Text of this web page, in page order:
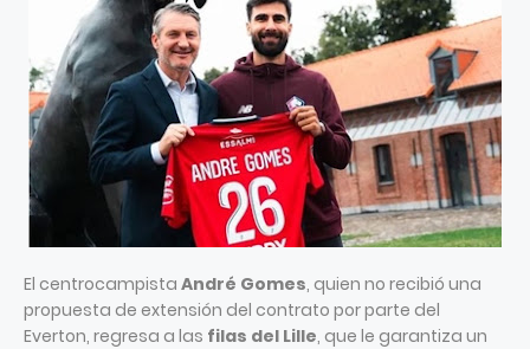
El centrocampista André Gomes, quien no recibió una
propuesta de extensión del contrato por parte del
Everton, regresa a las filas del Lille, que le garantiza un